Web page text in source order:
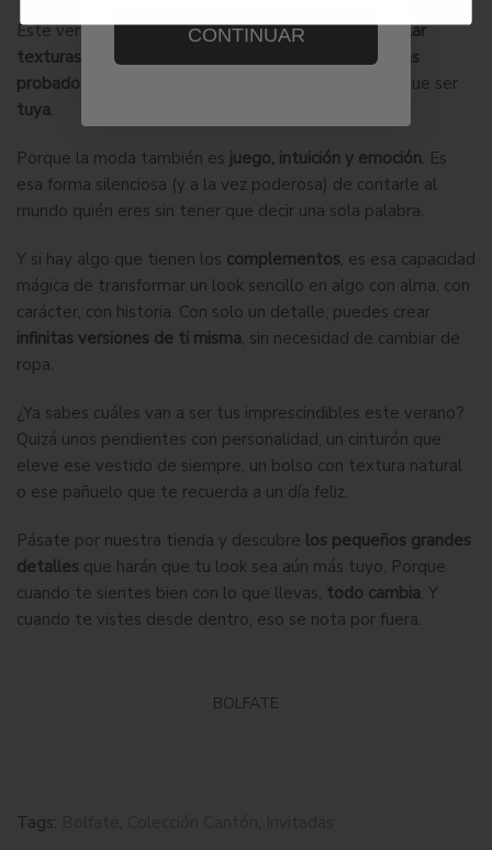
Este verano, no tengas miedo dearriesgar, demezclar
texturas
combinar colores que nunca antes habías
probado . La moda no tiene que ser perfecta, tiene que ser
tuya.
Porque la moda también es juego, intuición y emoción. Es
esa forma silenciosa (y a la vez poderosa) de contarle al
mundo quién eres sin tener que decir una sola palabra.
Y si hay algo que tienen los complementos, es esa capacidad
mágica de transformar un look sencillo en algo con alma, con
carácter, con historia. Con solo un detalle, puedes crear
infinitas versiones de ti misma, sin necesidad de cambiar de
ropa.
¿Ya sabes cuáles van a ser tus imprescindibles este verano?
Quizá unos pendientes con personalidad, un cinturón que
eleve ese vestido de siempre, un bolso con textura natural
o ese pañuelo que te recuerda a un día feliz.
Pásate por nuestra tienda y descubre los pequeños grandes
detalles que harán que tu look sea aún más tuyo. Porque
cuando te sientes bien con lo que llevas, todo cambia. Y
cuando te vistes desde dentro, eso se nota por fuera.
BOLFATE
Tags: , ,
CONTINUAR